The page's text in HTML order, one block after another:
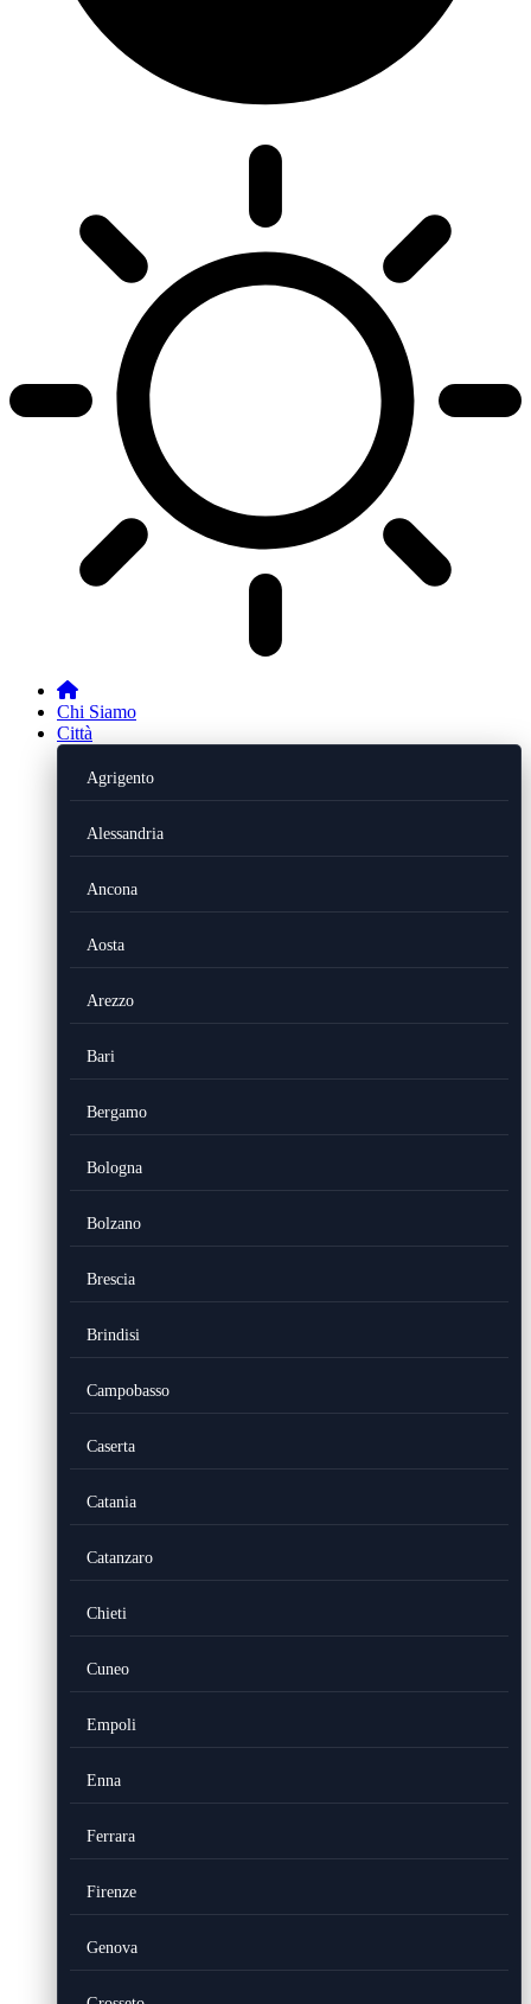
Chi Siamo
Città
Agrigento
Alessandria
Ancona
Aosta
Arezzo
Bari
Bergamo
Bologna
Bolzano
Brescia
Brindisi
Campobasso
Caserta
Catania
Catanzaro
Chieti
Cuneo
Empoli
Enna
Ferrara
Firenze
Genova